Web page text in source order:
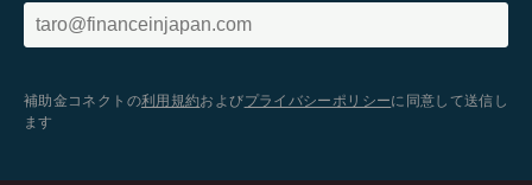
補助金コネクトの利用規約およびプライバシーポリシーに同意して送信し
ます